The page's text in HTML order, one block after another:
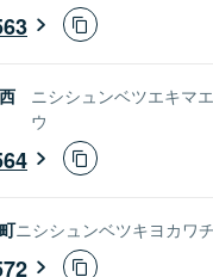
ニシシュンベツエキマ
ウ
ニシシュンベツキヨカワ